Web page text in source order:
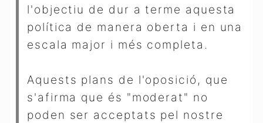
l'objectiu de dur a terme aquesta
política de manera oberta i en una
escala major i més completa.
Aquests plans de l'oposició, que
s'afirma que és "moderat" no
poden ser acceptats pel nostre